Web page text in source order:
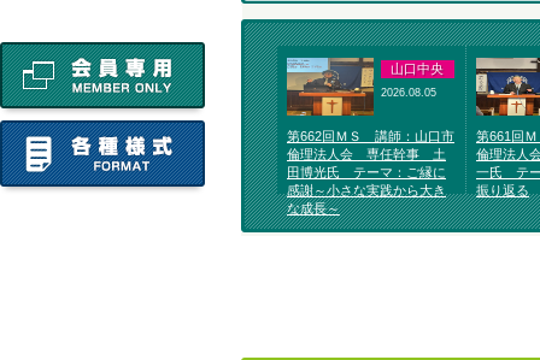
山口中央
2026.08.05
第662回ＭＳ 講師：山口市
倫理法人会 専任幹事 土
田博光氏 テーマ：ご縁に
感謝～小さな実践から大き
な成長～
第661回
倫理法人
一氏 テー
振り返る